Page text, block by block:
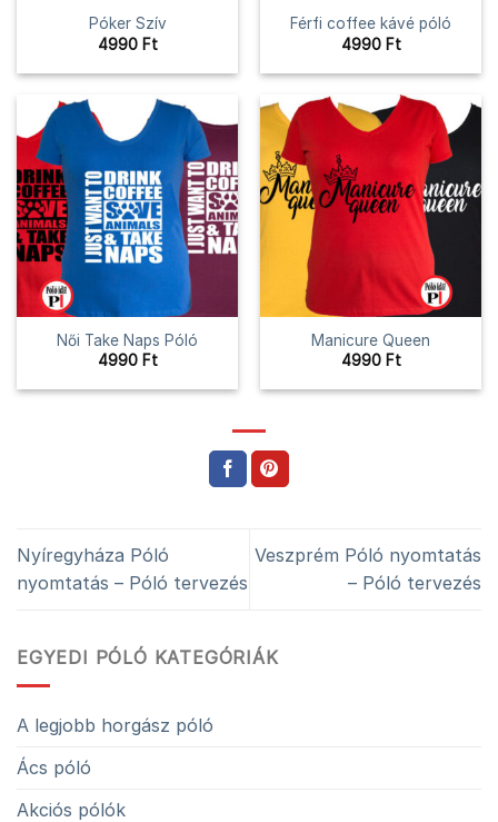
Póker Szív
4990 Ft
Férfi coffee kávé póló
4990 Ft
Női Take Naps Póló
4990 Ft
Manicure Queen
4990 Ft
Nyíregyháza Póló
nyomtatás – Póló tervezés
Veszprém Póló nyomtatás
– Póló tervezés
EGYEDI PÓLÓ KATEGÓRIÁK
A legjobb horgász póló
Ács póló
Akciós pólók